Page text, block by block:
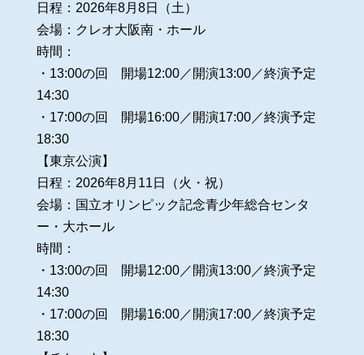
日程：2026年8月8日（土）
会場：クレオ大阪南・ホール
時間：
・13:00の回 開場12:00／開演13:00／終演予定
14:30
・17:00の回 開場16:00／開演17:00／終演予定
18:30
【東京公演】
日程：2026年8月11日（火・祝）
会場：国立オリンピック記念青少年総合センタ
ー・大ホール
時間：
・13:00の回 開場12:00／開演13:00／終演予定
14:30
・17:00の回 開場16:00／開演17:00／終演予定
18:30